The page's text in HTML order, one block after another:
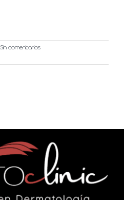
Sin comentarios